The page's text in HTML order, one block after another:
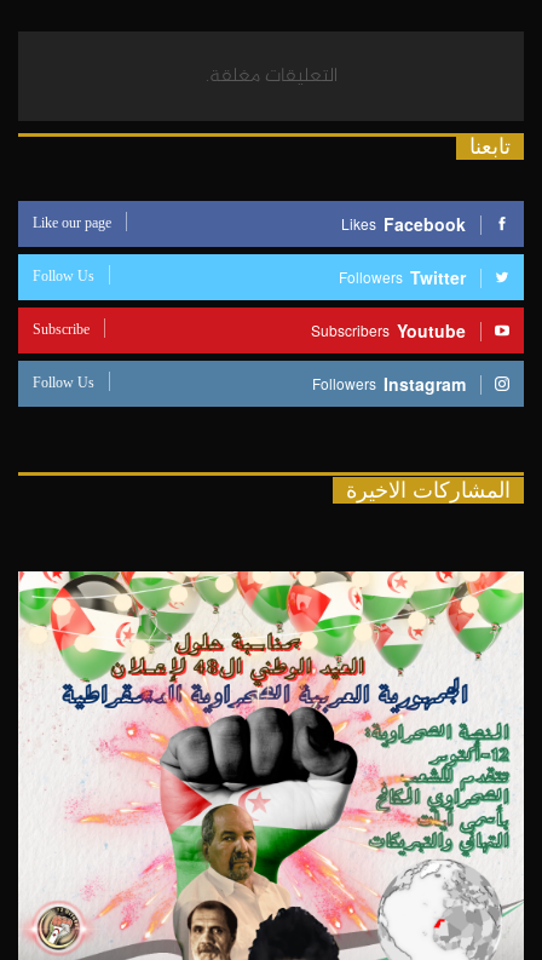
التعليقات مغلقة.
تابعنا
Facebook
Likes
Like our page
Twitter
Followers
Follow Us
Youtube
Subscribers
Subscribe
Instagram
Followers
Follow Us
المشاركات الاخيرة